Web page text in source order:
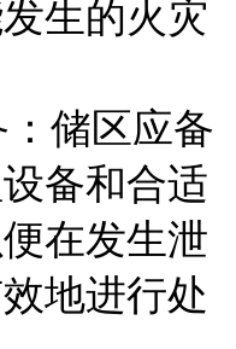
生的火灾
：储区应备
备和合适
在发生泄
地进行处